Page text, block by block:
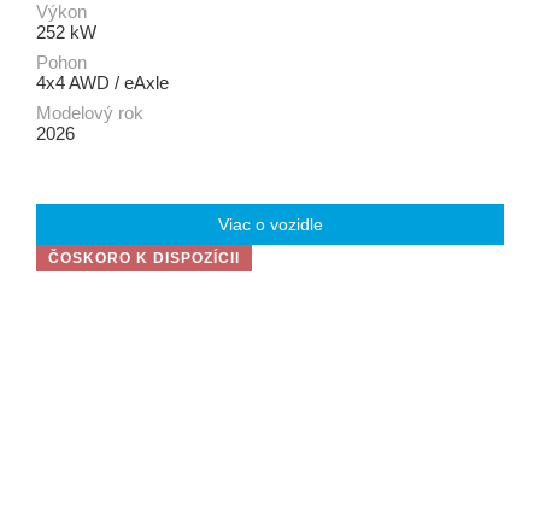
Výkon
252 kW
Pohon
4x4 AWD / eAxle
Modelový rok
2026
Viac o vozidle
ČOSKORO K DISPOZÍCII